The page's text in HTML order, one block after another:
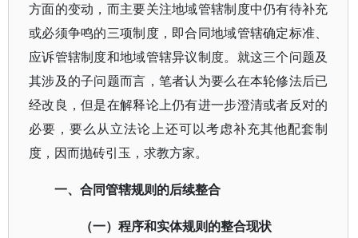
方面的变动，而主要关注地域管辖制度中仍有待补充
或必须争鸣的三项制度，即合同地域管辖确定标准、
应诉管辖制度和地域管辖异议制度。就这三个问题及
其涉及的子问题而言，笔者认为要么在本轮修法后已
经改良，但是在解释论上仍有进一步澄清或者反对的
必要，要么从立法论上还可以考虑补充其他配套制
度，因而抛砖引玉，求教方家。
一、合同管辖规则的后续整合
（一）程序和实体规则的整合现状